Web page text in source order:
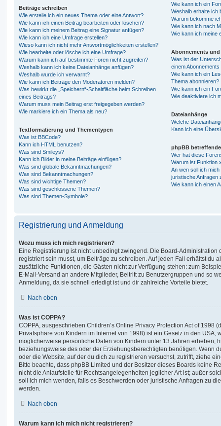
Beiträge schreiben
Wie erstelle ich ein neues Thema oder eine Antwort?
Wie kann ich einen Beitrag bearbeiten oder löschen?
Wie kann ich meinem Beitrag eine Signatur anfügen?
Wie kann ich eine Umfrage erstellen?
Wieso kann ich nicht mehr Antwortmöglichkeiten erstellen?
Wie bearbeite oder lösche ich eine Umfrage?
Warum kann ich auf bestimmte Foren nicht zugreifen?
Weshalb kann ich keine Dateianhänge anfügen?
Weshalb wurde ich verwarnt?
Wie kann ich Beiträge den Moderatoren melden?
Was bewirkt die „Speichern“-Schaltfläche beim Schreiben
eines Beitrags?
Warum muss mein Beitrag erst freigegeben werden?
Wie markiere ich ein Thema als neu?
Textformatierung und Thementypen
Was ist BBCode?
Kann ich HTML benutzen?
Was sind Smileys?
Kann ich Bilder in meine Beiträge einfügen?
Was sind globale Bekanntmachungen?
Was sind Bekanntmachungen?
Was sind wichtige Themen?
Was sind geschlossene Themen?
Was sind Themen-Symbole?
Wie kann ich ein
Weshalb erhalte ich
Warum bekomme
Wie kann ich nach
Wie kann ich meine
Abonnements und
Was ist der
einem
Wie kann ich ein
Thema abonnieren?
Wie kann ich ein
Wie deaktiviere ich
Dateianhänge
Welche
Kann ich eine
phpBB
Wer hat diese
Warum ist Funktion
An wen soll ich
juristische Anfragen
Wie kann ich einen
Registrierung und Anmeldung
Wozu muss ich mich registrieren?
Eine Registrierung ist nicht unbedingt zwingend. Die Board-Administration
registriert sein musst, um Beiträge zu schreiben. Auf jeden Fall erhältst du
zusätzliche Funktionen, die Gästen nicht zur Verfügung stehen: zum
E-Mail-Versand an andere Mitglieder, Beitritt zu Benutzergruppen und so
Anmeldung, da sie schnell erledigt ist und dir zahlreiche Vorteile bietet.
Nach oben
Was ist COPPA?
COPPA, ausgeschrieben Children’s Online Privacy Protection Act of 1998
Privatsphäre von Kindern im Internet von 1998) ist ein Gesetz in den USA,
möglicherweise persönliche Daten von Kindern unter 13 Jahren erheben,
beziehungsweise des oder der Erziehungsberechtigten benötigen. Wenn
oder die Website, auf der du dich zu registrieren versuchst, zutrifft, ziehe
Bitte beachte, dass phpBB Limited und der Besitzer dieses Boards keine
nicht die Anlaufstelle für Rechtsangelegenheiten jeglicher Art ist; außer
soll ich mich wenden, falls es Beschwerden oder juristische Anfragen zu
werden.
Nach oben
Warum kann ich mich nicht registrieren?